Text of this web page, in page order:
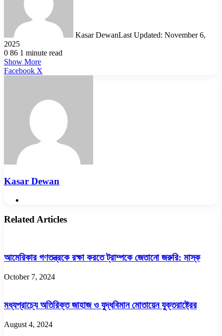
Kasar DewanLast Updated: November 6,
2025
0 86 1 minute read
Show More
Facebook X
Kasar Dewan
Related Articles
আমেরিকার গণতন্ত্রকে রক্ষা করতে ট্রাম্পকে জেতানো জরুরি: মাস্ক
October 7, 2024
মধ্যপ্রাচ্যে অতিরিক্ত জাহাজ ও যুদ্ধবিমান মোতায়েন যুক্তরাষ্ট্রের
August 4, 2024